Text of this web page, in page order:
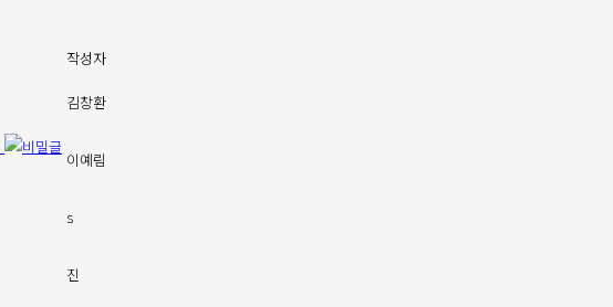
작성자
김창환
이예림
s
진